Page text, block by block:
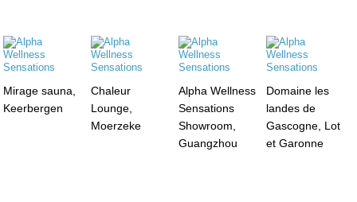
Mirage sauna,
Keerbergen
Chaleur
Lounge,
Moerzeke
Alpha Wellness
Sensations
Showroom,
Guangzhou
Domaine les
landes de
Gascogne, Lot
et Garonne